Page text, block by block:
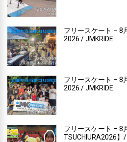
フリースケート – 8
2026 / JMKRIDE
フリースケート – 8
2026 / JMKRIDE
フリースケート – 8
TSUCHIURA2026】/